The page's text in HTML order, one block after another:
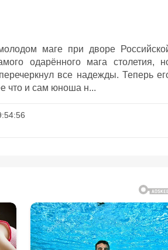
маге при дворе
одарённого мага столетия,
все надежды. Теперь
что и сам юноша н...